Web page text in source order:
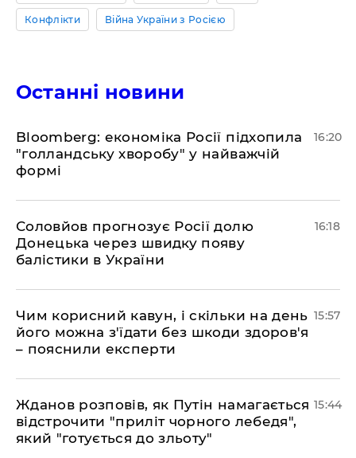
Конфлікти Війна України з Росією
Останні новини
Bloomberg: економіка Росії підхопила
"голландську хворобу" у найважчій
формі
16:20
Соловйов прогнозує Росії долю
Донецька через швидку появу
балістики в України
16:18
Чим корисний кавун, і скільки на день
його можна з'їдати без шкоди здоров'я
– пояснили експерти
15:57
Жданов розповів, як Путін намагається
відстрочити "приліт чорного лебедя",
який "готується до зльоту"
15:44